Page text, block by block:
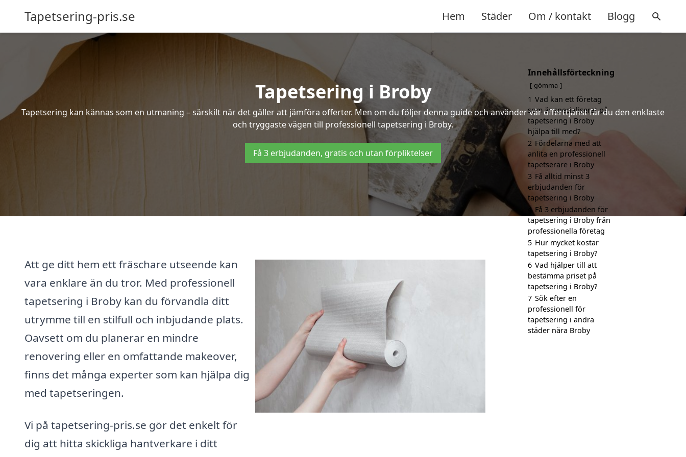
Tapetsering-pris.se Hem Städer Om / kontakt Blogg
Tapetsering i Broby
Tapetsering kan kännas som en utmaning – särskilt när det gäller att jämföra offerter. Men om du följer denna guide och använder vår offerttjänst får du den enklaste
och tryggaste vägen till professionell tapetsering i Broby.
Få 3 erbjudanden, gratis och utan förpliktelser
Att ge ditt hem ett fräschare utseende kan
vara enklare än du tror. Med professionell
tapetsering i Broby kan du förvandla ditt
utrymme till en stilfull och inbjudande plats.
Oavsett om du planerar en mindre
renovering eller en omfattande makeover,
finns det många experter som kan hjälpa dig
med tapetseringen.
Vi på tapetsering-pris.se gör det enkelt för
dig att hitta skickliga hantverkare i ditt
Innehållsförteckning
gömma
1 Vad kan ett företag
som är specialiserat på
tapetsering i Broby
hjälpa till med?
2 Fördelarna med att
anlita en professionell
tapetserare i Broby
3 Få alltid minst 3
erbjudanden för
tapetsering i Broby
4 Få 3 erbjudanden för
tapetsering i Broby från
professionella företag
5 Hur mycket kostar
tapetsering i Broby?
6 Vad hjälper till att
bestämma priset på
tapetsering i Broby?
7 Sök efter en
professionell för
tapetsering i andra
städer nära Broby